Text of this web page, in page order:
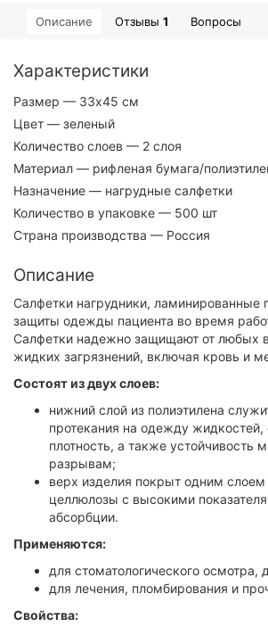
Описание Отзывы 1 Вопросы
Характеристики
Размер — 33х45 см
Цвет — зеленый
Количество слоев — 2 слоя
Материал — рифленая бумага/
Назначение — нагрудные салфетки
Количество в упаковке — 500 шт
Страна производства — Россия
Описание
Салфетки нагрудники, ламинированные
защиты одежды пациента во время
Салфетки надежно защищают от любых
жидких загрязнений, включая кровь и
Состоят из двух слоев:
нижний слой из полиэтилена
протекания на одежду жидкостей,
плотность, а также устойчивость
разрывам;
верх изделия покрыт одним слоем
целлюлозы с высокими
абсорбции.
Применяются:
для стоматологического осмотра,
для лечения, пломбирования и
Свойства: